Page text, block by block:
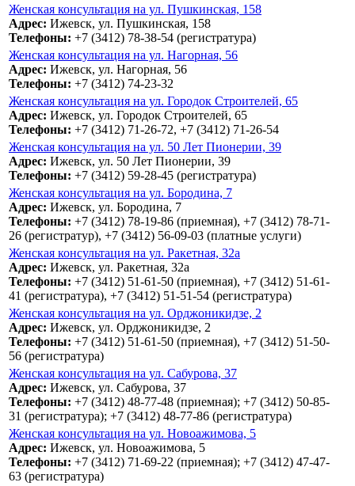
Женская консультация на ул. Пушкинская, 158
Адрес: Ижевск, ул. Пушкинская, 158
Телефоны: +7 (3412) 78-38-54 (регистратура)
Женская консультация на ул. Нагорная, 56
Адрес: Ижевск, ул. Нагорная, 56
Телефоны: +7 (3412) 74-23-32
Женская консультация на ул. Городок Строителей, 65
Адрес: Ижевск, ул. Городок Строителей, 65
Телефоны: +7 (3412) 71-26-72, +7 (3412) 71-26-54
Женская консультация на ул. 50 Лет Пионерии, 39
Адрес: Ижевск, ул. 50 Лет Пионерии, 39
Телефоны: +7 (3412) 59-28-45 (регистратура)
Женская консультация на ул. Бородина, 7
Адрес: Ижевск, ул. Бородина, 7
Телефоны: +7 (3412) 78-19-86 (приемная), +7 (3412) 78-71-
26 (регистратур), +7 (3412) 56-09-03 (платные услуги)
Женская консультация на ул. Ракетная, 32а
Адрес: Ижевск, ул. Ракетная, 32а
Телефоны: +7 (3412) 51-61-50 (приемная), +7 (3412) 51-61-
41 (регистратура), +7 (3412) 51-51-54 (регистратура)
Женская консультация на ул. Орджоникидзе, 2
Адрес: Ижевск, ул. Орджоникидзе, 2
Телефоны: +7 (3412) 51-61-50 (приемная), +7 (3412) 51-50-
56 (регистратура)
Женская консультация на ул. Сабурова, 37
Адрес: Ижевск, ул. Сабурова, 37
Телефоны: +7 (3412) 48-77-48 (приемная); +7 (3412) 50-85-
31 (регистратура); +7 (3412) 48-77-86 (регистратура)
Женская консультация на ул. Новоажимова, 5
Адрес: Ижевск, ул. Новоажимова, 5
Телефоны: +7 (3412) 71-69-22 (приемная); +7 (3412) 47-47-
63 (регистратура)